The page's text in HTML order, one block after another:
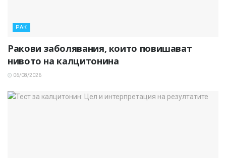
РАК
Ракови заболявания, които повишават
нивото на калцитонина
06/08/2026